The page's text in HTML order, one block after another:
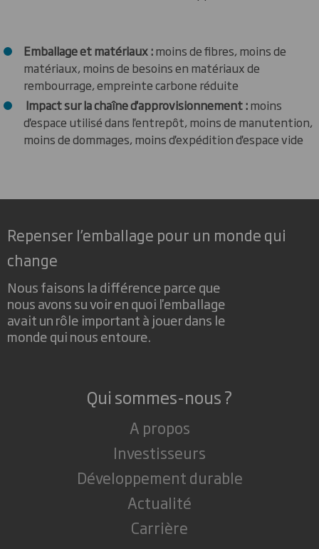
Emballage et matériaux :moins de fibres, moins de
matériaux, moins de besoins en matériaux de
rembourrage, empreinte carbone réduite
Impact sur la chaîne d'approvisionnement :moins
d'espace utilisé dans l'entrepôt, moins de manutention,
moins de dommages, moins d'expédition d'espace vide
Repenser l’emballage pour un monde qui
change
Nous faisons la différence parce que
nous avons su voir en quoi l'emballage
avait un rôle important à jouer dans le
monde qui nous entoure.
Qui sommes-nous ?
A propos
Investisseurs
Développement durable
Actualité
Carrière